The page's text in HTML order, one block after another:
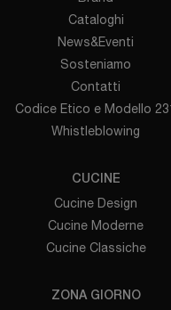
Cataloghi
News&Eventi
Sosteniamo
Contatti
Codice Etico e Modello
Whistleblowing
CUCINE
Cucine Design
Cucine Moderne
Cucine Classiche
ZONA GIORNO